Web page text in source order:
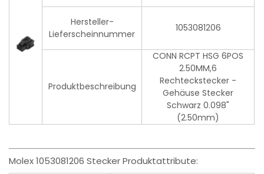
Hersteller-
Lieferscheinnummer
1053081206
Produktbeschreibung
CONN RCPT HSG 6POS
2.50MM,6
Rechteckstecker -
Gehäuse Stecker
Schwarz 0.098"
(2.50mm)
Molex 1053081206 Stecker Produktattribute: